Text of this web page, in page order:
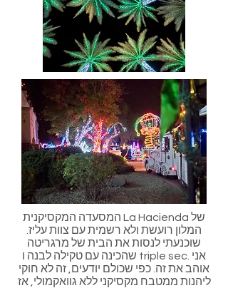
המסעדה המקסיקנית La Hacienda של
המלון רועשת ולא רשמית עם צוות עליז.
שוכנעתי לנסות את הבית של מרגריטה
שהכינה עם טקילה לבנה ו triple sec. אני
אוהב את זה. כפי שכולם יודעים, זה לא חוקי
ליהנות ממטבח מקסיקני ללא גוואקמולי, אז